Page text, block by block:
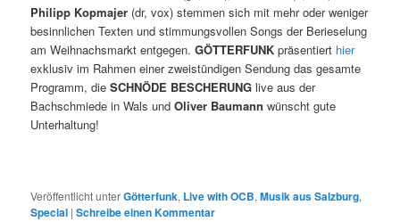
Philipp Kopmajer (dr, vox) stemmen sich mit mehr oder weniger
besinnlichen Texten und stimmungsvollen Songs der Berieselung
am Weihnachsmarkt entgegen.GÖTTERFUNK präsentiert hier
exklusiv im Rahmen einer zweistündigen Sendung das gesamte
Programm, dieSCHNÖDE BESCHERUNG live aus der
Bachschmiede in Wals undOliver Baumann wünscht gute
Unterhaltung!
Veröffentlicht unterGötterfunk, Live with OCB,Musik aus Salzburg,
Special |Schreibe einen Kommentar